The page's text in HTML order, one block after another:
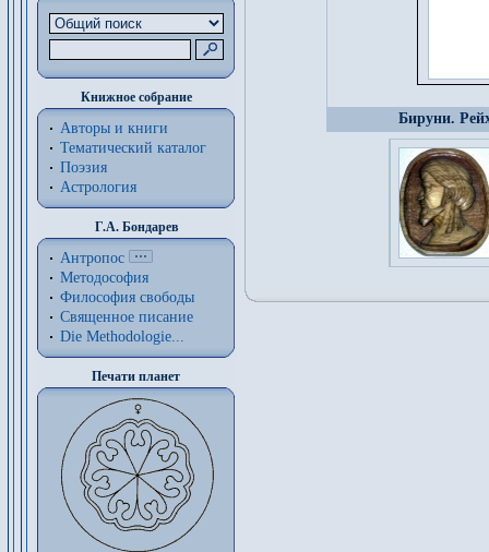
Книжное собрание
Авторы и книги
Тематический каталог
Поэзия
Астрология
Г.А. Бондарев
Антропос
Методософия
Философия cвободы
Священное писание
Die Methodologie...
Печати планет
Бируни.